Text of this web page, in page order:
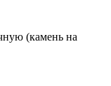
(камень на